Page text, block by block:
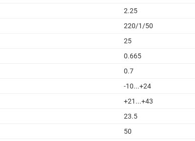
2.25
220/1/50
25
0.665
0.7
-10...+24
+21...+43
23.5
50